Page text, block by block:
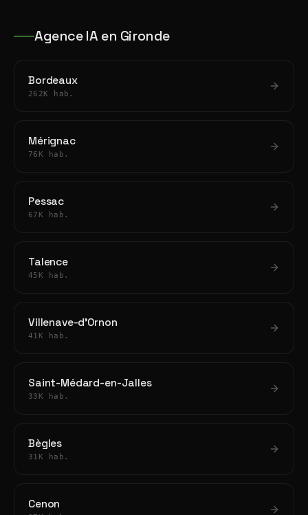
Agence IA en Gironde
Bordeaux
262K hab.
Mérignac
76K hab.
Pessac
67K hab.
Talence
45K hab.
Villenave-d'Ornon
41K hab.
Saint-Médard-en-Jalles
33K hab.
Bègles
31K hab.
Cenon